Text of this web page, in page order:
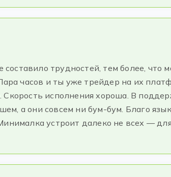
трудностей, тем более, что
часов и ты уже трейдер на их
исполнения хороша. В
а они совсем ни бум-бум. Благо
устроит далеко не всех —